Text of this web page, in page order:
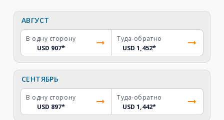
АВГУСТ
В одну сторону
USD 907*
Туда-обратно
USD 1,452*
СЕНТЯБРЬ
В одну сторону
USD 897*
Туда-обратно
USD 1,442*